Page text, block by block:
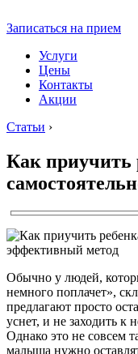
Записаться на прием
Услуги
Цены
Контакты
Акции
Статьи ›
Как приучить
Обычно у людей,
немного поплачет»,
предлагают просто
уснет, и не заходить к
Однако это не совсем
малыша нужно